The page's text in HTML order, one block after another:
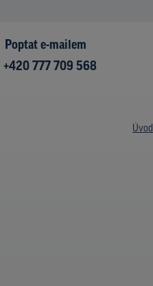
Poptat e-mailem
+420 777 709 568
Úvod